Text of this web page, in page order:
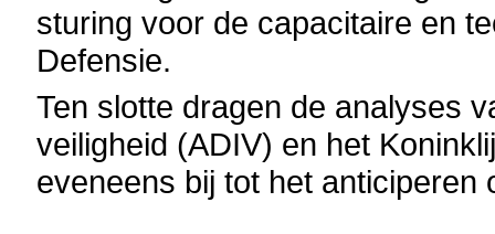
sturing voor de capacitaire en
Defensie.
Ten slotte dragen de analyses
veiligheid (ADIV) en het
eveneens bij tot het